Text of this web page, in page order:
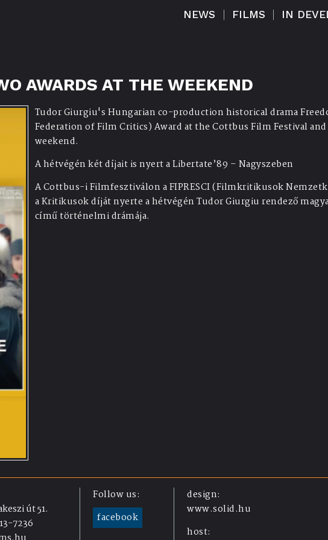
NEWS FILMS IN
AWARDS AT THE WEEKEND
Tudor Giurgiu's Hungarian co-production historical drama
Federation of Film Critics) Award at the Cottbus Film Festival
weekend.
A hétvégén két díjait is nyert a Libertate’89 – Nagyszeben
A Cottbus-i Filmfesztiválon a FIPRESCI (Filmkritikusok
a Kritikusok díját nyerte a hétvégén Tudor Giurgiu rendező
című történelmi drámája.
út 51.
7236
Follow us:
facebook
design:
www.solid.hu
host: